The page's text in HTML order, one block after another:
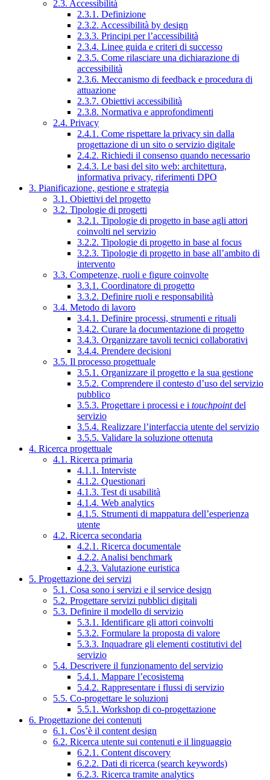
2.3. Accessibilità
2.3.1. Definizione
2.3.2. Accessibilità by design
2.3.3. Principi per l’accessibilità
2.3.4. Linee guida e criteri di successo
2.3.5. Come rilasciare una dichiarazione di
accessibilità
2.3.6. Meccanismo di feedback e procedura di
attuazione
2.3.7. Obiettivi accessibilità
2.3.8. Normativa e approfondimenti
2.4. Privacy
2.4.1. Come rispettare la privacy sin dalla
progettazione di un sito o servizio digitale
2.4.2. Richiedi il consenso quando necessario
2.4.3. Le basi del sito web: architettura,
informativa privacy, riferimenti DPO
3. Pianificazione, gestione e strategia
3.1. Obiettivi del progetto
3.2. Tipologie di progetti
3.2.1. Tipologie di progetto in base agli attori
coinvolti nel servizio
3.2.2. Tipologie di progetto in base al focus
3.2.3. Tipologie di progetto in base all’ambito di
intervento
3.3. Competenze, ruoli e figure coinvolte
3.3.1. Coordinatore di progetto
3.3.2. Definire ruoli e responsabilità
3.4. Metodo di lavoro
3.4.1. Definire processi, strumenti e rituali
3.4.2. Curare la documentazione di progetto
3.4.3. Organizzare tavoli tecnici collaborativi
3.4.4. Prendere decisioni
3.5. Il processo progettuale
3.5.1. Organizzare il progetto e la sua gestione
3.5.2. Comprendere il contesto d’uso del servizio
pubblico
3.5.3. Progettare i processi e i touchpointdel
servizio
3.5.4. Realizzare l’interfaccia utente del servizio
3.5.5. Validare la soluzione ottenuta
4. Ricerca progettuale
4.1. Ricerca primaria
4.1.1. Interviste
4.1.2. Questionari
4.1.3. Test di usabilità
4.1.4. Web analytics
4.1.5. Strumenti di mappatura dell’esperienza
utente
4.2. Ricerca secondaria
4.2.1. Ricerca documentale
4.2.2. Analisi benchmark
4.2.3. Valutazione euristica
5. Progettazione dei servizi
5.1. Cosa sono i servizi e il service design
5.2. Progettare servizi pubblici digitali
5.3. Definire il modello di servizio
5.3.1. Identificare gli attori coinvolti
5.3.2. Formulare la proposta di valore
5.3.3. Inquadrare gli elementi costitutivi del
servizio
5.4. Descrivere il funzionamento del servizio
5.4.1. Mappare l’ecosistema
5.4.2. Rappresentare i flussi di servizio
5.5. Co-progettare le soluzioni
5.5.1. Workshop di co-progettazione
6. Progettazione dei contenuti
6.1. Cos’è il content design
6.2. Ricerca utente sui contenuti e il linguaggio
6.2.1. Content discovery
6.2.2. Dati di ricerca (search keywords)
6.2.3. Ricerca tramite analytics